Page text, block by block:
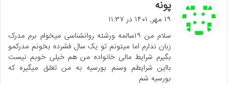
پونه
ت
:
۱۹ مهر, ۱۴۰۱ در ۱۱:۳۷
سلام من ۱۹سالمه ورشته روانشناسی میخوام برم مدرک
زبان ندارم اما میتونم تو یک سال فشرده بخونم مدرکمو
بگیرم شرایط مالی خانواده من هم خیلی خوبم نیست
بااین شرایطم وسنم بورسیه به من تعلق میگیره که
بورسیه شم